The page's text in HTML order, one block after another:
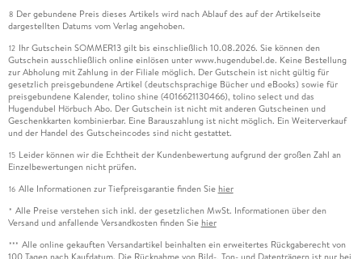
8 Der gebundene Preis dieses Artikels wird nach Ablauf des auf der Artikelseite
dargestellten Datums vom Verlag angehoben.
12 Ihr Gutschein SOMMER13 gilt bis einschließlich 10.08.2026. Sie können den
Gutschein ausschließlich online einlösen unter www.hugendubel.de. Keine Bestellung
zur Abholung mit Zahlung in der Filiale möglich. Der Gutschein ist nicht gültig für
gesetzlich preisgebundene Artikel (deutschsprachige Bücher und eBooks) sowie für
preisgebundene Kalender, tolino shine (4016621130466), tolino select und das
Hugendubel Hörbuch Abo. Der Gutschein ist nicht mit anderen Gutscheinen und
Geschenkkarten kombinierbar. Eine Barauszahlung ist nicht möglich. Ein Weiterverkauf
und der Handel des Gutscheincodes sind nicht gestattet.
15 Leider können wir die Echtheit der Kundenbewertung aufgrund der großen Zahl an
Einzelbewertungen nicht prüfen.
16 Alle Informationen zur Tiefpreisgarantie finden Sie hier
* Alle Preise verstehen sich inkl. der gesetzlichen MwSt. Informationen über den
Versand und anfallende Versandkosten finden Sie hier
*** Alle online gekauften Versandartikel beinhalten ein erweitertes Rückgaberecht von